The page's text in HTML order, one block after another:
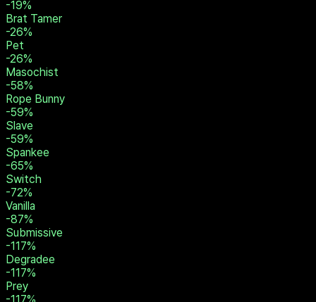
87%
Degrader
68%
Rigger
49%
Dominant
-10%
Little
-19%
Brat Tamer
-26%
Pet
-26%
Masochist
-58%
Rope Bunny
-59%
Slave
-59%
Spankee
-65%
Switch